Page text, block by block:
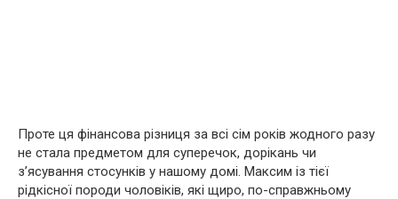
Проте ця фінансова різниця за всі сім років жодного разу
не стала предметом для суперечок, дорікань чи
з’ясування стосунків у нашому домі. Максим із тієї
рідкісної породи чоловіків, які щиро, по-справжньому